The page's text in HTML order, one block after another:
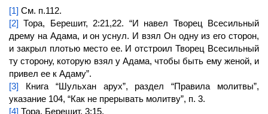
[1] См. п.112.
[2] Тора, Берешит, 2:21,22. “И навел Творец Всесильный
дрему на Адама, и он уснул. И взял Он одну из его сторон,
и закрыл плотьюместо ее. И отстроил Творец Всесильный
ту сторону, которую взял у Адама, чтобы быть ему женой, и
привел ее к Адаму”.
[3] Книга “Шульхан арух”, раздел “Правила молитвы”,
указание 104, “Как не прерывать молитву”, п. 3.
[4] Тора, Берешит, 3:15.